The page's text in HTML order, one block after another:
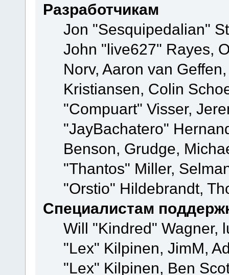
Разработчикам
Jon "Sesquipedalian"
John "live627" Rayes,
Norv, Aaron van
Kristiansen, Colin
"Compuart" Visser,
"JayBachatero"
Benson, Grudge,
"Thantos" Miller,
"Orstio" Hildebrandt,
Специалистам
Will "Kindred" Wagner,
"Lex" Kilpinen, JimM,
"Lex" Kilpinen, Ben